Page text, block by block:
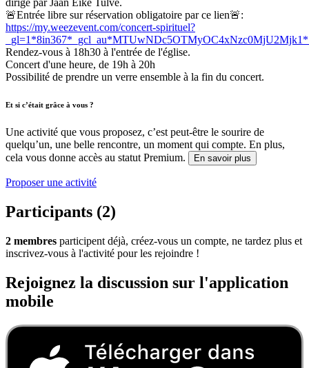
dirigé par Jaan Eike Tulve.
🚨Entrée libre sur réservation obligatoire par ce lien🚨:
https://my.weezevent.com/concert-spirituel?
Rendez-vous à 18h30 à l'entrée de l'église.
Concert d'une heure, de 19h à 20h
Possibilité de prendre un verre ensemble à la fin du concert.
Et si c’était grâce à vous ?
Une activité que vous proposez, c’est peut-être le sourire de
quelqu’un, une belle rencontre, un moment qui compte. En plus,
cela vous donne accès au statut Premium.
En savoir plus
Proposer une activité
Participants (2)
2 membres participent déjà, créez-vous un compte, ne tardez plus et
inscrivez-vous à l'activité pour les rejoindre !
Rejoignez la discussion sur l'application
mobile